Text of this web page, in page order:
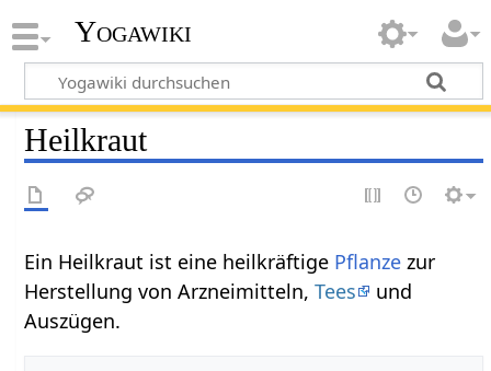
Yogawiki
Heilkraut
Ein Heilkraut ist eine heilkräftige Pflanze zur
Herstellung von Arzneimitteln,Tees
und
Auszügen.